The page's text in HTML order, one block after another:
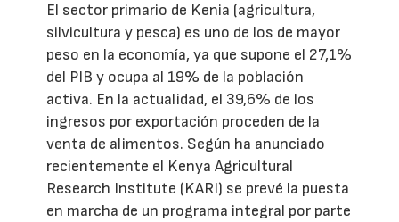
El sector primario de Kenia (agricultura,
silvicultura y pesca) es uno de los de mayor
peso en la economía, ya que supone el 27,1%
del PIB y ocupa al 19% de la población
activa. En la actualidad, el 39,6% de los
ingresos por exportación proceden de la
venta de alimentos. Según ha anunciado
recientemente el Kenya Agricultural
Research Institute (KARI) se prevé la puesta
en marcha de un programa integral por parte